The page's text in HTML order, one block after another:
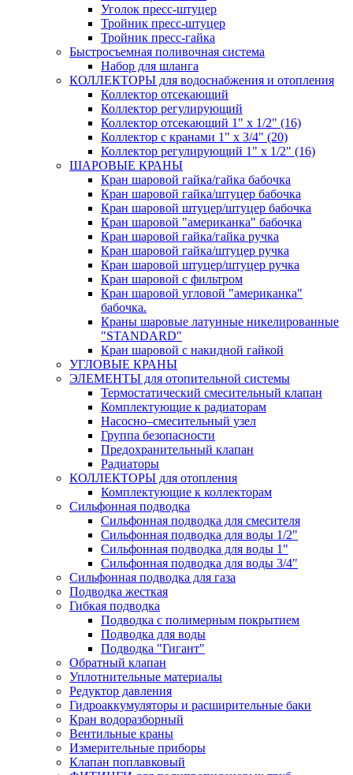
Уголок пресс-штуцер
Тройник пресс-штуцер
Тройник пресс-гайка
Быстросъемная поливочная система
Набор для шланга
КОЛЛЕКТОРЫ для водоснабжения и отопления
Коллектор отсекающий
Коллектор регулирующий
Коллектор отсекающий 1" х 1/2" (16)
Коллектор с кранами 1" х 3/4" (20)
Коллектор регулирующий 1" х 1/2" (16)
ШАРОВЫЕ КРАНЫ
Кран шаровой гайка/гайка бабочка
Кран шаровой гайка/штуцер бабочка
Кран шаровой штуцер/штуцер бабочка
Кран шаровой "американка" бабочка
Кран шаровой гайка/гайка ручка
Кран шаровой гайка/штуцер ручка
Кран шаровой штуцер/штуцер ручка
Кран шаровой с фильтром
Кран шаровой угловой "американка"
бабочка.
Краны шаровые латунные никелированные
"STANDARD"
Кран шаровой с накидной гайкой
УГЛОВЫЕ КРАНЫ
ЭЛЕМЕНТЫ для отопительной системы
Термостатический смесительный клапан
Комплектующие к радиаторам
Насосно–смесительный узел
Группа безопасности
Предохранительный клапан
Радиаторы
КОЛЛЕКТОРЫ для отопления
Комплектующие к коллекторам
Сильфонная подводка
Сильфонная подводка для смесителя
Сильфонная подводка для воды 1/2"
Сильфонная подводка для воды 1"
Сильфонная подводка для воды 3/4"
Cильфонная подводка для газа
Подводка жесткая
Гибкая подводка
Подводка с полимерным покрытием
Подводка для воды
Подводка "Гигант"
Обратный клапан
Уплотнительные материалы
Редуктор давления
Гидроаккумуляторы и расширительные баки
Кран водоразборный
Вентильные краны
Измерительные приборы
Клапан поплавковый